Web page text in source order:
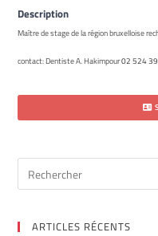
Description
Maître de stage de la région bruxelloise
contact: Dentiste A. Hakimpour02 524
ARTICLES RÉCENTS